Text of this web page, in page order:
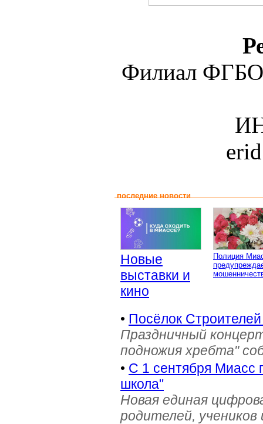
Филиал
последние новости
Новые
выставки и
кино
Полиция
• Посёлок
Праздничный
подножия хребта"
• С 1 сентября Миасс
школа"
Новая единая
родителей, учеников